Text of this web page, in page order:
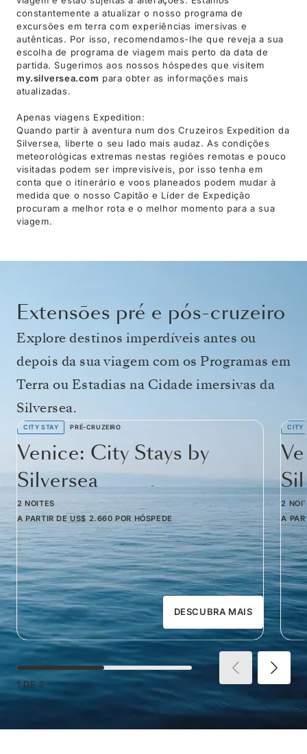
constantemente a atualizar o nosso programa de
excursões em terra com experiências imersivas e
autênticas. Por isso, recomendamos-lhe que reveja a sua
escolha de programa de viagem mais perto da data de
partida. Sugerimos aos nossos hóspedes que visitem
my.silversea.com para obter as informações mais
atualizadas.
Apenas viagens Expedition:
Quando partir à aventura num dos Cruzeiros Expedition da
Silversea, liberte o seu lado mais audaz. As condições
meteorológicas extremas nestas regiões remotas e pouco
visitadas podem ser imprevisíveis, por isso tenha em
conta que o itinerário e voos planeados podem mudar à
medida que o nosso Capitão e Líder de Expedição
procuram a melhor rota e o melhor momento para a sua
viagem.
Extensões pré e pós-cruzeiro
Explore destinos imperdíveis antes ou
depois da sua viagem com os Programas em
Terra ou Estadias na Cidade imersivas da
Silversea.
CITY STAY PRÉ-CRUZEIRO
Venice: City Stays by
Silversea
2 NOITES
A PARTIR DE US$ 2.660 POR HÓSPEDE
DESCUBRA MAIS
CITY
2
A
1 DE 2